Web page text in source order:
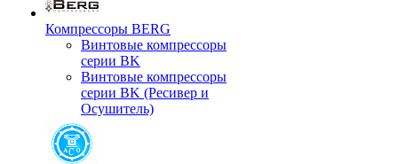
Компрессоры BERG
Винтовые компрессоры
серии BK
Винтовые компрессоры
серии BK (Ресивер и
Осушитель)